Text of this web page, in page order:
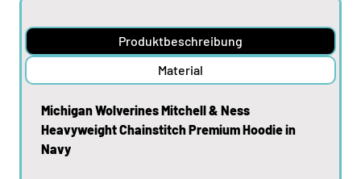
Produktbeschreibung
Material
Michigan Wolverines Mitchell & Ness
Heavyweight Chainstitch Premium Hoodie in
Navy